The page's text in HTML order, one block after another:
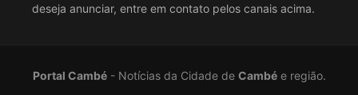
deseja anunciar, entre em contato pelos canais acima.
Portal Cambé- Notícias da Cidade de Cambée região.